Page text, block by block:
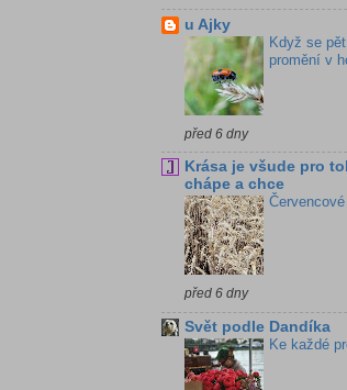
u Ajky
Když se
promění v
před 6 dny
Krása je všude pro
chápe a chce
před 6 dny
Svět podle Dandíka
Ke každé